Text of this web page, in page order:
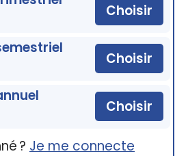
Choisir
Choisir
Choisir
? Je me connecte